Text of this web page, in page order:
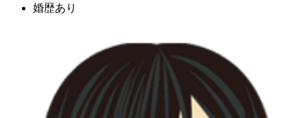
婚歴あり